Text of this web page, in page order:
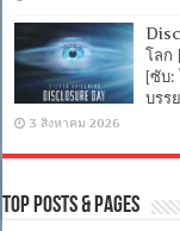
โลก
[ซับ:
บรร
3 สิงหาคม 2026
Top Posts & Pages